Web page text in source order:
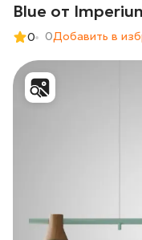
Blue от
0 0Добавить в